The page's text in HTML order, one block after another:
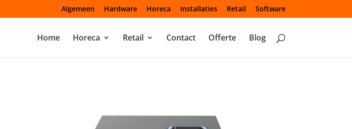
Algemeen Hardware Horeca Installaties Retail Software
Home Horeca Retail Contact Offerte Blog